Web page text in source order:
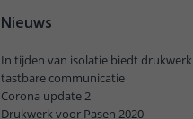
Nieuws
In tijden van isolatie biedt drukwerk
tastbare communicatie
Corona update 2
Drukwerk voor Pasen 2020